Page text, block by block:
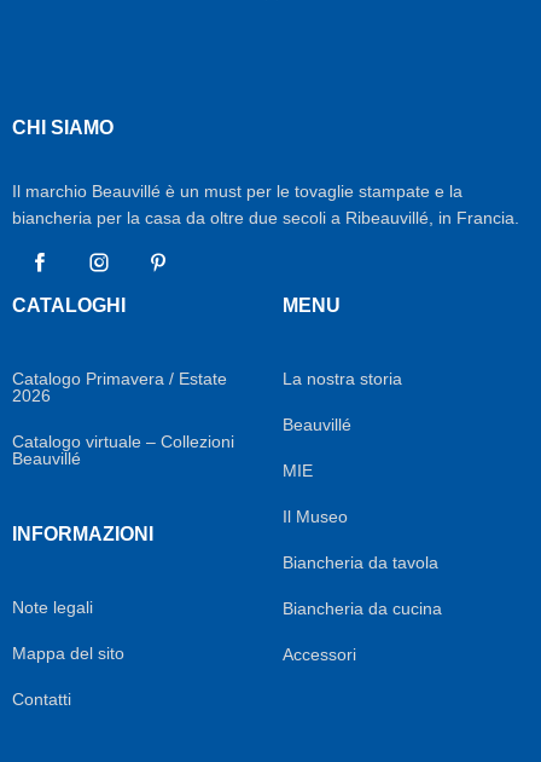
CHI SIAMO
Il marchio Beauvillé è un must per le tovaglie stampate e la
biancheria per la casa da oltre due secoli a Ribeauvillé, in Francia.
FacebookInstagram
CATALOGHI
Catalogo Primavera / Estate
2026
Catalogo virtuale – Collezioni
Beauvillé
INFORMAZIONI
Note legali
Mappa del sito
Contatti
MENU
La nostra storia
Beauvillé
MIE
Il Museo
Biancheria da tavola
Biancheria da cucina
Accessori